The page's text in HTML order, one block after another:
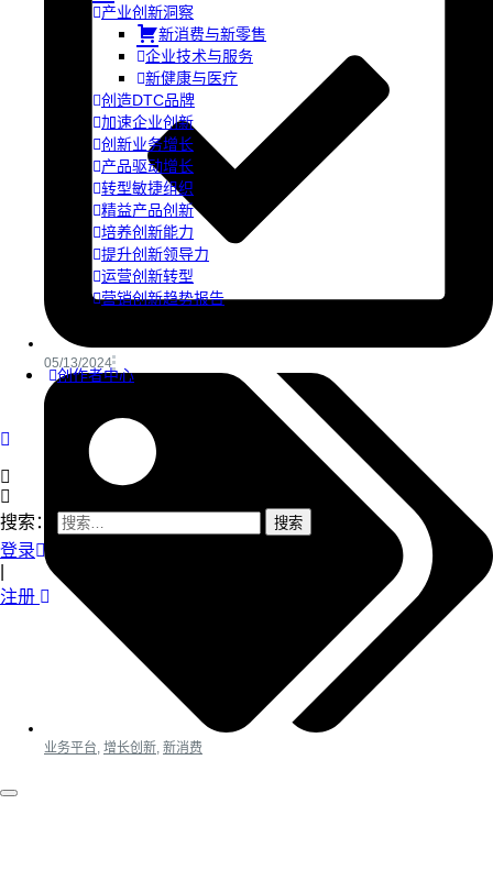
产业创新洞察
新消费与新零售
企业技术与服务
新健康与医疗
创造DTC品牌
加速企业创新
创新业务增长
产品驱动增长
转型敏捷组织
精益产品创新
培养创新能力
提升创新领导力
运营创新转型
营销创新趋势报告
创作者中心
搜索：
登录
注册
05/13/2024
业务平台 增长创新 新消费